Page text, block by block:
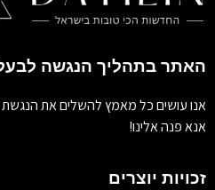
האתר בתהליך הנגשה
אנו עושים כל מאמץ להשלים את
אנא פנה אלינו!
זכויות יוצרים